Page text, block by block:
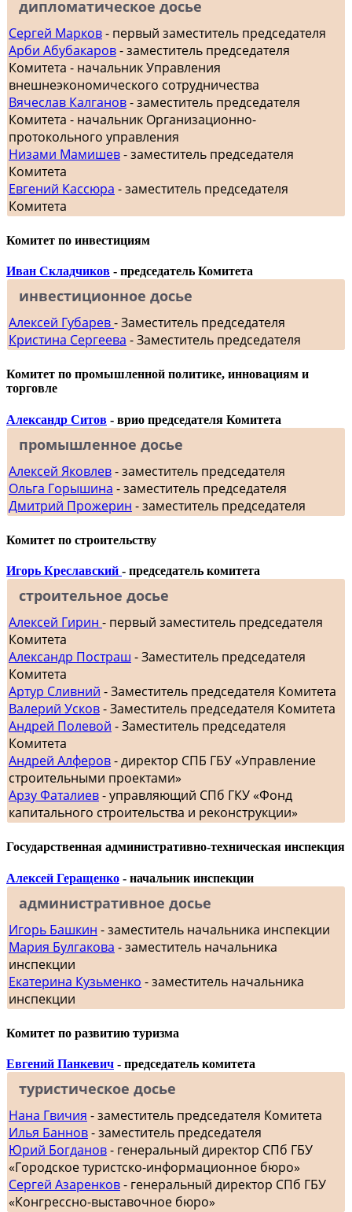
дипломатическое досье
Сергей Марков- первый заместитель председателя
Арби Абубакаров- заместитель председателя
Комитета - начальник Управления
внешнеэкономического сотрудничества
Вячеслав Калганов- заместитель председателя
Комитета - начальник Организационно-
протокольного управления
Низами Мамишев- заместитель председателя
Комитета
Евгений Кассюра - заместитель председателя
Комитета
Комитет по инвестициям
Иван Складчиков - председатель Комитета
инвестиционное досье
Алексей Губарев- Заместитель председателя
Кристина Сергеева - Заместитель председателя
Комитет по промышленной политике, инновациям и
торговле
Александр Ситов - врио председателя Комитета
промышленное досье
Алексей Яковлев- заместитель председателя
Ольга Горышина - заместитель председателя
Дмитрий Прожерин - заместитель председателя
Комитет по строительству
Игорь Креславский - председатель комитета
строительное досье
Алексей Гирин - первый заместитель председателя
Комитета
Александр Постраш - Заместитель председателя
Комитета
Артур Сливний - Заместитель председателя Комитета
Валерий Усков- Заместитель председателя Комитета
Андрей Полевой - Заместитель председателя
Комитета
Андрей Алферов- директор СПБ ГБУ «Управление
строительными проектами»
Арзу Фаталиев- управляющий СПб ГКУ «Фонд
капитального строительства и реконструкции»
Государственная административно-техническая инспекция
Алексей Геращенко - начальник инспекции
административное досье
Игорь Башкин - заместитель начальника инспекции
Мария Булгакова - заместитель начальника
инспекции
Екатерина Кузьменко - заместитель начальника
инспекции
Комитет по развитию туризма
Евгений Панкевич - председатель комитета
туристическое досье
Нана Гвичия - заместитель председателя Комитета
Илья Баннов- заместитель председателя
Юрий Богданов- генеральный директор СПб ГБУ
«Городское туристско-информационное бюро»
Сергей Азаренков- генеральный директор СПб ГБУ
«Конгрессно-выставочное бюро»